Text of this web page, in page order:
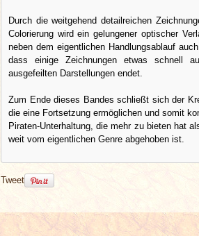
Durch die weitgehend detailreichen
Colorierung wird ein gelungener optischer
neben dem eigentlichen Handlungsablauf
dass einige Zeichnungen etwas schnell
ausgefeilten Darstellungen endet.
Zum Ende dieses Bandes schließt sich der
die eine Fortsetzung ermöglichen und somit
Piraten-Unterhaltung, die mehr zu bieten hat
weit vom eigentlichen Genre abgehoben ist.
Tweet